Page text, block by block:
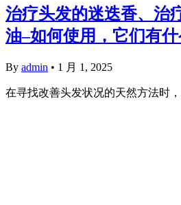
治疗头发的迷迭香、治
油–如何使用，它们有
By admin • 1 月 1, 2025
在寻找改善头发状况的天然方法时